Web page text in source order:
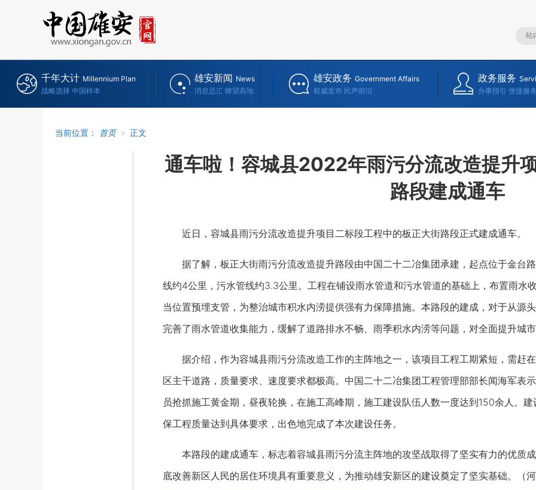
千年大计 Millennium Plan
战略选择 中国样本
雄安新闻 News
消息总汇 瞭望高地
雄安政务 Government Affairs
权威发布 民声前沿
政务服务
办事指引 便捷服
当前位置： 首页 > 正文
通车啦！容城县2022年雨污分流改造提升
路段建成通车
近日，容城县雨污分流改造提升项目二标段工程中的板正大街路段正式建成通车。
据了解，板正大街雨污分流改造提升路段由中国二十二冶集团承建，起点位于金台
线约4公里，污水管线约3.3公里。工程在铺设雨水管道和污水管道的基础上，布置雨水
当位置预埋支管，为整治城市积水内涝提供强有力保障措施。本路段的建成，对于从源
完善了雨水管道收集能力，缓解了道路排水不畅、雨季积水内涝等问题，对全面提升城
据介绍，作为容城县雨污分流改造工作的主阵地之一，该项目工程工期紧短，需赶
区主干道路，质量要求、速度要求都极高。中国二十二冶集团工程管理部部长闻海军表
员抢抓施工黄金期，昼夜轮换，在施工高峰期，施工建设队伍人数一度达到150余人。
保工程质量达到具体要求，出色地完成了本次建设任务。
本路段的建成通车，标志着容城县雨污分流主阵地的攻坚战取得了坚实有力的优质
底改善新区人民的居住环境具有重要意义，为推动雄安新区的建设奠定了坚实基础。（